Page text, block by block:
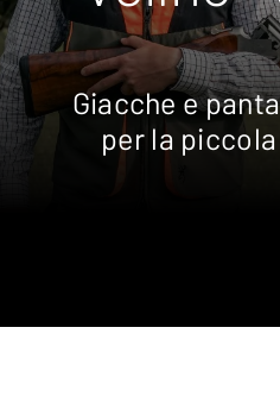
Giacche e
per la